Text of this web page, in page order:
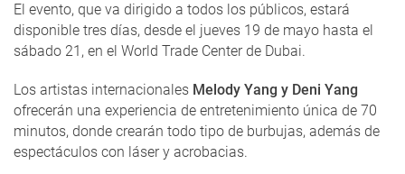
El evento, que va dirigido a todos los públicos, estará
disponible tres días, desde el jueves 19 de mayo hasta el
sábado 21, en el World Trade Center de Dubai.
Los artistas internacionales Melody Yang y Deni Yang
ofrecerán una experiencia de entretenimiento única de 70
minutos, donde crearán todo tipo de burbujas, además de
espectáculos con láser y acrobacias.